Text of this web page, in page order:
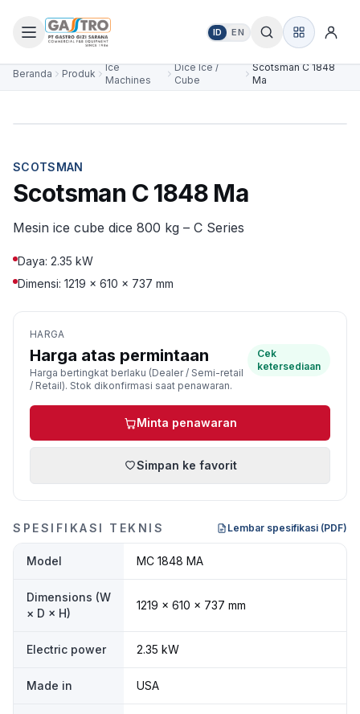
ID EN
Beranda Produk
Ice
Machines
Dice Ice /
Cube
Scotsman C 1848
Ma
SCOTSMAN
Scotsman C 1848 Ma
Mesin ice cube dice 800 kg – C Series
Daya: 2.35 kW
Dimensi: 1219 × 610 × 737 mm
HARGA
Harga atas permintaan
Harga bertingkat berlaku (Dealer / Semi-retail
/ Retail). Stok dikonfirmasi saat penawaran.
Cek
ketersediaan
Minta penawaran
Simpan ke favorit
SPESIFIKASI TEKNIS Lembar spesifikasi (PDF)
Model MC 1848 MA
Dimensions (W
× D × H)
1219 × 610 × 737 mm
Electric power 2.35 kW
Made in USA